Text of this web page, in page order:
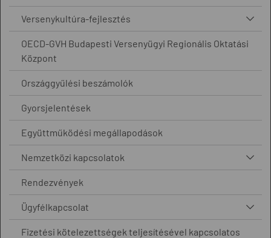
Versenykultúra-fejlesztés
OECD-GVH Budapesti Versenyügyi Regionális Oktatási
Központ
Országgyűlési beszámolók
Gyorsjelentések
Együttműködési megállapodások
Nemzetközi kapcsolatok
Rendezvények
Ügyfélkapcsolat
Fizetési kötelezettségek teljesítésével kapcsolatos